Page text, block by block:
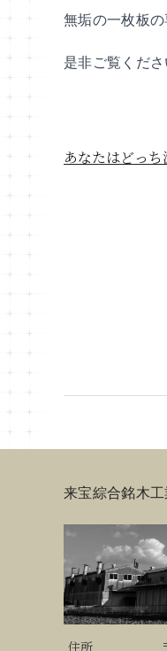
無垢の一枚板
是非ご覧くださ
あなたはどっ
来宝綜合銘木
住所